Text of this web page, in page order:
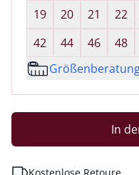
19
20 21 22
42
44 46 48
In
Kostenlose Retoure